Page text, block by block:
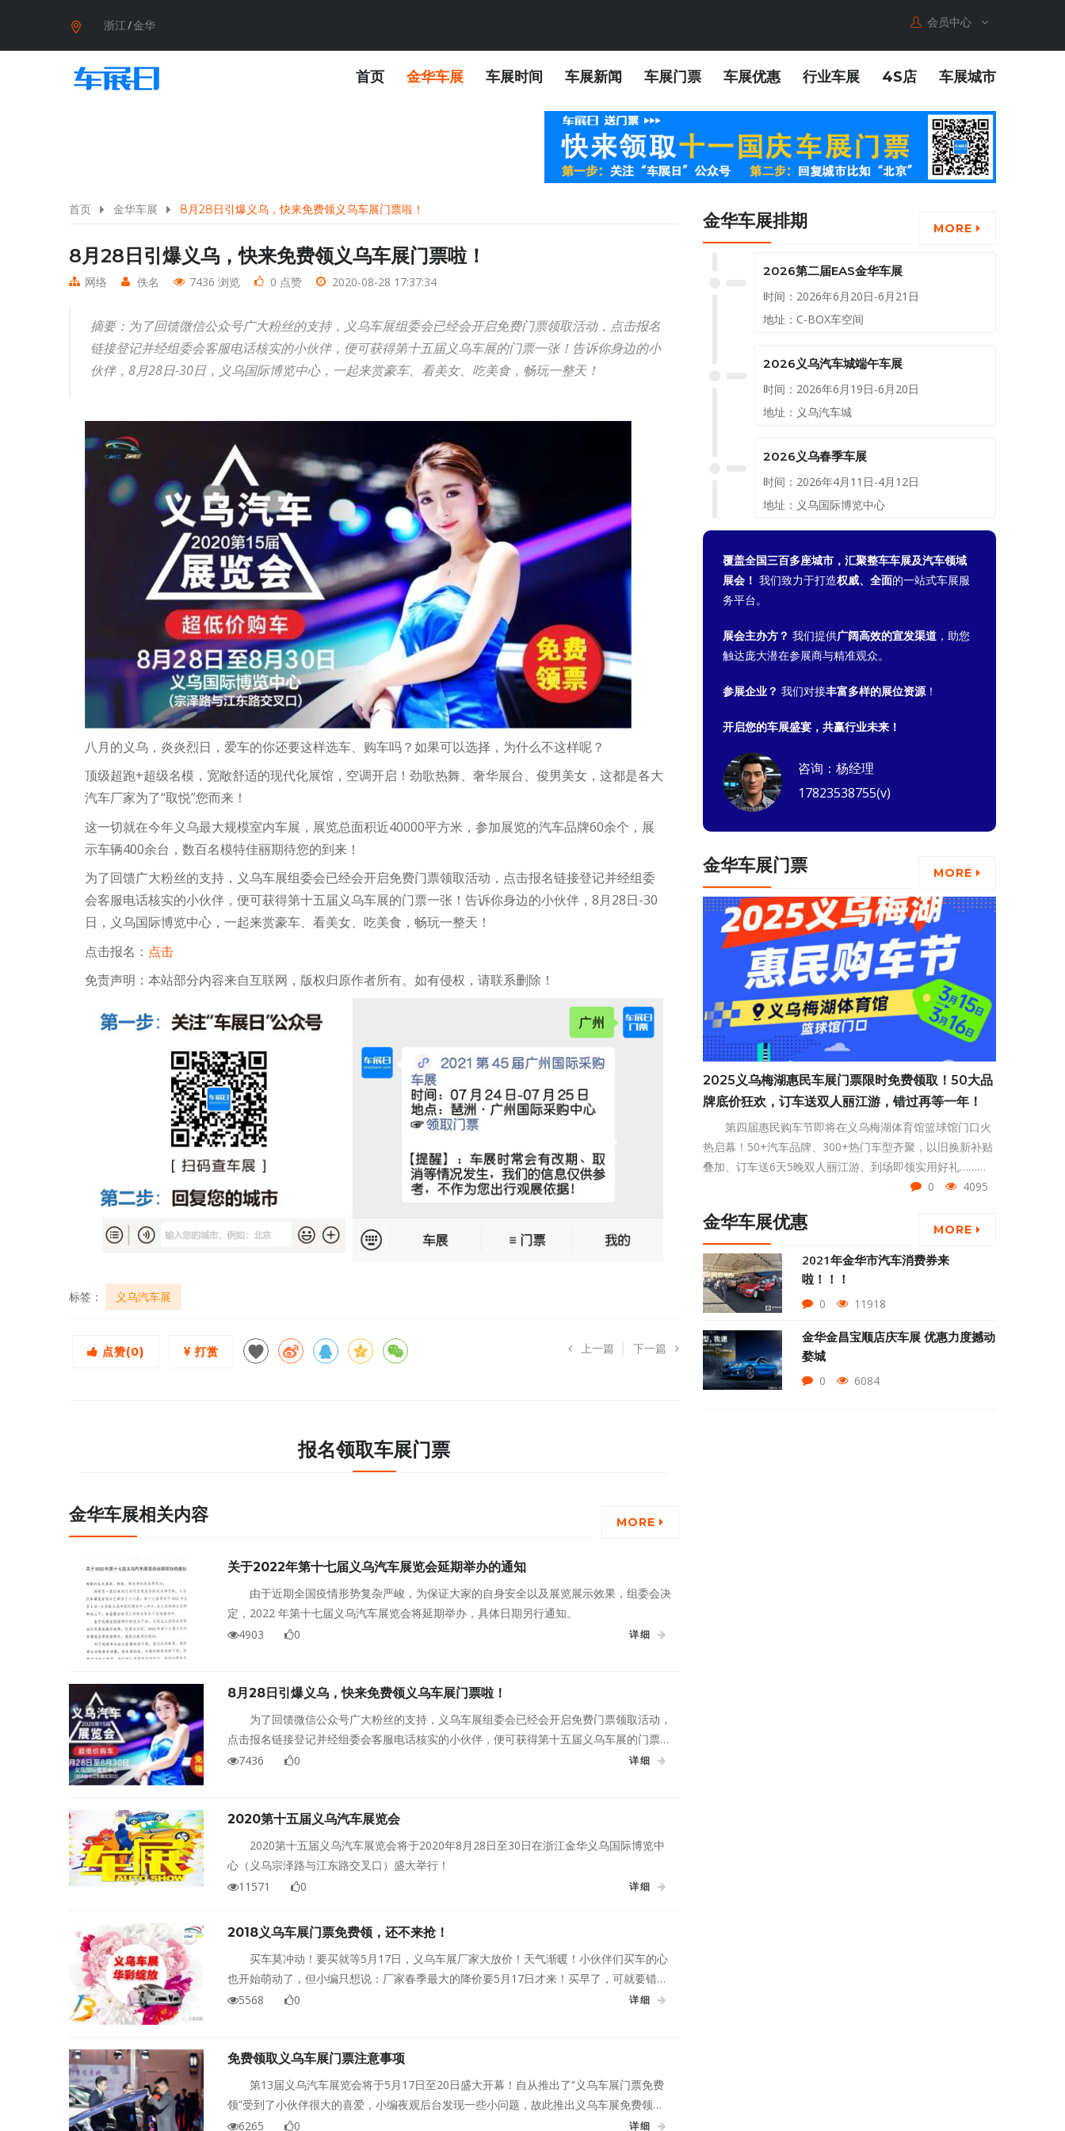
浙江/金华 会员中心
首页 金华车展 车展时间 车展新闻 车展门票 车展优惠 行业车展 4S店 车展城市
首页 金华车展 8月28日引爆义乌，快来免费领义乌车展门票啦！
8月28日引爆义乌，快来免费领义乌车展门票啦！
网络 佚名 7436 浏览 0 点赞 2020-08-28 17:37:34
摘要：为了回馈微信公众号广大粉丝的支持，义乌车展组委会已经会开启免费门票领取活动，点击报名
链接登记并经组委会客服电话核实的小伙伴，便可获得第十五届义乌车展的门票一张！告诉你身边的小
伙伴，8月28日-30日，义乌国际博览中心，一起来赏豪车、看美女、吃美食，畅玩一整天！
八月的义乌，炎炎烈日，爱车的你还要这样选车、购车吗？如果可以选择，为什么不这样呢？
顶级超跑+超级名模，宽敞舒适的现代化展馆，空调开启！劲歌热舞、奢华展台、俊男美女，这都是各大
汽车厂家为了“取悦”您而来！
这一切就在今年义乌最大规模室内车展，展览总面积近40000平方米，参加展览的汽车品牌60余个，展
示车辆400余台，数百名模特佳丽期待您的到来！
为了回馈广大粉丝的支持，义乌车展组委会已经会开启免费门票领取活动，点击报名链接登记并经组委
会客服电话核实的小伙伴，便可获得第十五届义乌车展的门票一张！告诉你身边的小伙伴，8月28日-30
日，义乌国际博览中心，一起来赏豪车、看美女、吃美食，畅玩一整天！
点击报名： 点击
免责声明：本站部分内容来自互联网，版权归原作者所有。如有侵权，请联系删除！
标签： 义乌汽车展
点赞(0) 打赏 上一篇 下一篇
报名领取车展门票
金华车展相关内容 MORE
关于2022年第十七届义乌汽车展览会延期举办的通知
由于近期全国疫情形势复杂严峻，为保证大家的自身安全以及展览展示效果，组委会决
定，2022 年第十七届义乌汽车展览会将延期举办，具体日期另行通知。
4903
0 详细
8月28日引爆义乌，快来免费领义乌车展门票啦！
为了回馈微信公众号广大粉丝的支持，义乌车展组委会已经会开启免费门票领取活动，
点击报名链接登记并经组委会客服电话核实的小伙伴，便可获得第十五届义乌车展的门票一
张！告诉你身边的小伙伴，8月28日-30日，义乌国际博览中心，一起来赏豪车、看美女、
7436 0 详细
2020第十五届义乌汽车展览会
2020第十五届义乌汽车展览会将于2020年8月28日至30日在浙江金华义乌国际博览中
心（义乌宗泽路与江东路交叉口）盛大举行！
11571
0 详细
2018义乌车展门票免费领，还不来抢！
买车莫冲动！要买就等5月17日，义乌车展厂家大放价！天气渐暖！小伙伴们买车的心
也开始萌动了，但小编只想说：厂家春季最大的降价要5月17日才来！买早了，可就要错过
厂家最大优惠喽！第十三届义乌车展门票免费送！免费送！免费送！
5568 0 详细
免费领取义乌车展门票注意事项
第13届义乌汽车展览会将于5月17日至20日盛大开幕！自从推出了“义乌车展门票免费
领”受到了小伙伴很大的喜爱，小编夜观后台发现一些小问题，故此推出义乌车展免费领票
注意事项。
6265 0 详细
金华车展排期 MORE
2026第二届EAS金华车展
时间：2026年6月20日-6月21日
地址：C-BOX车空间
2026义乌汽车城端午车展
时间：2026年6月19日-6月20日
地址：义乌汽车城
2026义乌春季车展
时间：2026年4月11日-4月12日
地址：义乌国际博览中心
覆盖全国三百多座城市，汇聚整车车展及汽车领域
展会！ 我们致力于打造权威、全面的一站式车展服
务平台。
展会主办方？ 我们提供广阔高效的宣发渠道 ，助您
触达庞大潜在参展商与精准观众。
参展企业？ 我们对接丰富多样的展位资源！
开启您的车展盛宴，共赢行业未来！
咨询：杨经理
17823538755(v)
金华车展门票 MORE
2025义乌梅湖惠民车展门票限时免费领取！50大品
牌底价狂欢，订车送双人丽江游，错过再等一年！
第四届惠民购车节即将在义乌梅湖体育馆篮球馆门口火
热启幕！50+汽车品牌、300+热门车型齐聚，以旧换新补贴
叠加、订车送6天5晚双人丽江游、到场即领实用好礼……这
场专属于义乌人的购车狂欢，将用真补贴、真福利、真低
取，赶紧点击左下方领取吧！
0 4095
金华车展优惠 MORE
2021年金华市汽车消费券来
啦！！！
0 11918
金华金昌宝顺店庆车展 优惠力度撼动
婺城
0 6084